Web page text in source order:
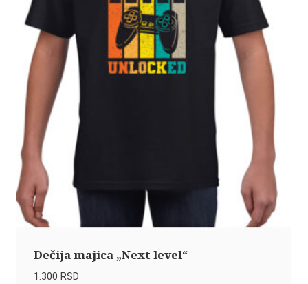
Dečija majica „Next level“
1.300 RSD